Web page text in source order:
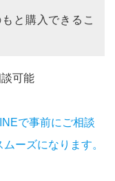
と購入できるこ
可能
で事前にご相談
ーズになります。